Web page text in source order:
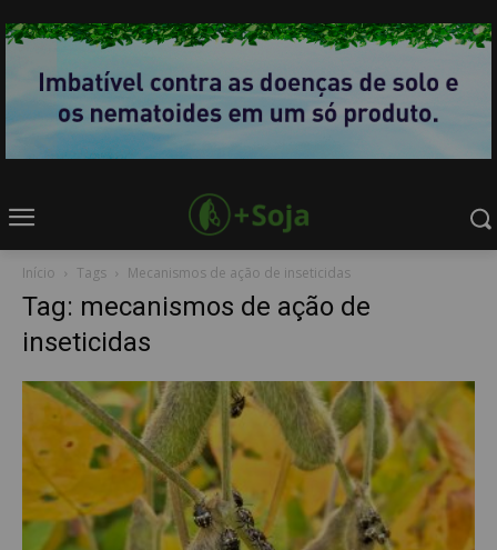
Início Tags Mecanismos de ação de inseticidas
Tag: mecanismos de ação de
inseticidas